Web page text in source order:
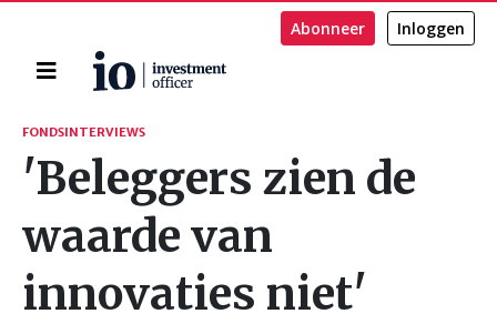
Home
Abonneer Inloggen
Zoeken
FONDSINTERVIEWS
'Beleggers zien de
waarde van
innovaties niet'